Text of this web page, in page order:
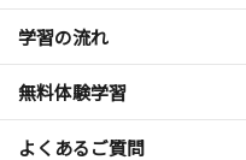
学習の流れ
無料体験学習
よくあるご質問